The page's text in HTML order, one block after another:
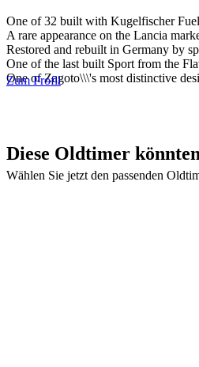
One of 32 built with Kugelfischer
A rare appearance on the Lancia
Restored and rebuilt in Germany by
One of the last built Sport from the
One of Zagoto\\\'s most distinctive
Zum Profil
Diese Oldtimer
Wählen Sie jetzt den passenden